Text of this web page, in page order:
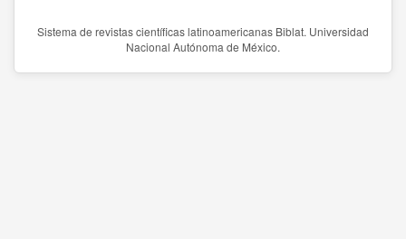
Sistema de revistas científicas latinoamericanas Biblat. Universidad
Nacional Autónoma de México.